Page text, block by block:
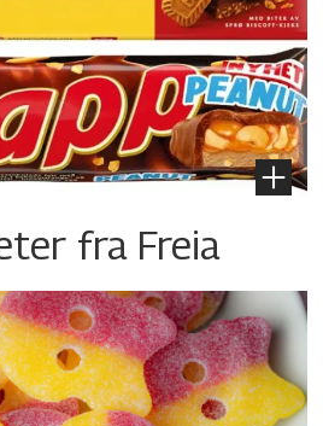
fra Freia